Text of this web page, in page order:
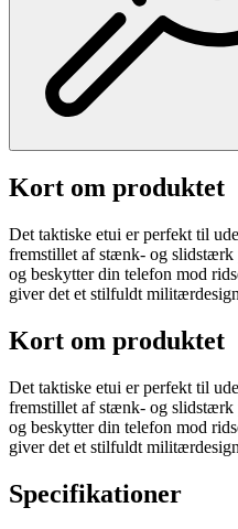
Kort om produktet
Det taktiske etui er perfekt til
fremstillet af stænk- og slidstærk
og beskytter din telefon mod
giver det et stilfuldt militærdesign
Kort om produktet
Det taktiske etui er perfekt til
fremstillet af stænk- og slidstærk
og beskytter din telefon mod
giver det et stilfuldt militærdesign
Specifikationer